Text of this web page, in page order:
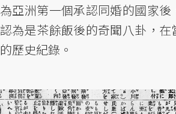
為亞洲第一個承認同婚的國家
認為是茶餘飯後的奇聞八卦，
的歷史紀錄。